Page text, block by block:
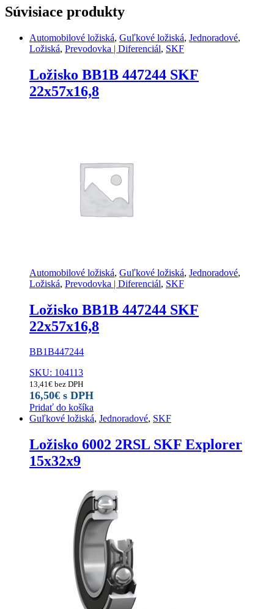
Súvisiace produkty
Automobilové ložiská, Guľkové ložiská, Jednoradové,
Ložiská, Prevodovka | Diferenciál, SKF
Ložisko BB1B 447244 SKF
22x57x16,8
Automobilové ložiská, Guľkové ložiská, Jednoradové,
Ložiská, Prevodovka | Diferenciál, SKF
Ložisko BB1B 447244 SKF
22x57x16,8
BB1B447244
SKU: 104113
13,41€ bez DPH
16,50€ s DPH
Pridať do košíka
Guľkové ložiská, Jednoradové, SKF
Ložisko 6002 2RSL SKF Explorer
15x32x9